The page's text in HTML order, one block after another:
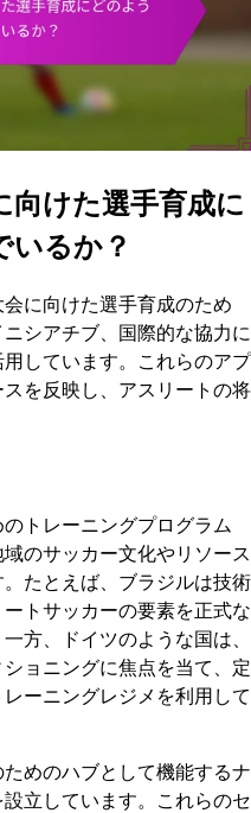
けた選手育成に
いるか？
に向けた選手育成のため
シアチブ、国際的な協力に
しています。これらのアプ
を反映し、アスリートの将
トレーニングプログラム
のサッカー文化やリソース
たとえば、ブラジルは技術
トサッカーの要素を正式な
方、ドイツのような国は、
ョニングに焦点を当て、定
ーニングレジメを利用して
めのハブとして機能するナ
立しています。これらのセ